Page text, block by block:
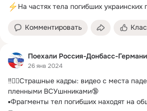
На частях тела погибших украинских
Комментировать
26 янв 2024
‼️🏴‍☠️Страшные кадры: видео с места
пленными ВСУшнниками🔞
▪️Фрагменты тел погибших находят на